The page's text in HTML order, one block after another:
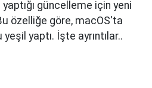
güncelleme için yeni
özelliğe göre, macOS'ta
yaptı. İşte ayrıntılar..